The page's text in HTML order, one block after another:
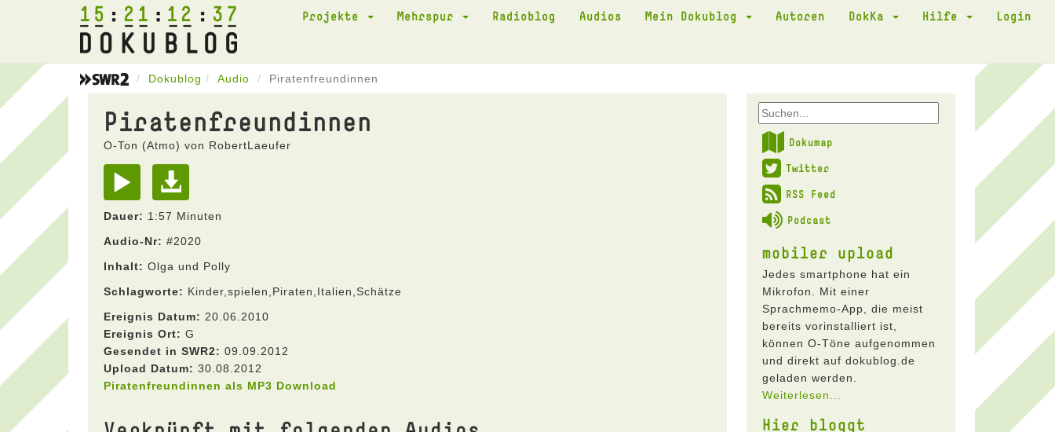
15 21 12 37 Projekte Mehrspur Radioblog Audios Mein Dokublog Autoren DokKa Hilfe Login
Dokublog Audio Piratenfreundinnen
Piratenfreundinnen
O-Ton (Atmo) von RobertLaeufer
Dauer: 1:57 Minuten
Audio-Nr: #2020
Inhalt: Olga und Polly
Schlagworte: Kinder,spielen,Piraten,Italien,Schätze
Ereignis Datum: 20.06.2010
Ereignis Ort: G
Gesendet in SWR2: 09.09.2012
Upload Datum: 30.08.2012
Piratenfreundinnen als MP3 Download
Dokumap
Twitter
RSS Feed
Podcast
mobiler upload
Jedes smartphone hat ein
Mikrofon. Mit einer
Sprachmemo-App, die meist
bereits vorinstalliert ist,
können O-Töne aufgenommen
und direkt auf dokublog.de
geladen werden.
Weiterlesen...
Hier bloggt